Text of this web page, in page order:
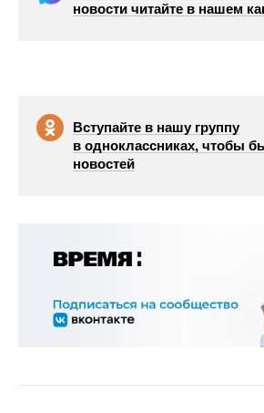
новости читайте в нашем
Вступайте в нашу группу
в одноклассниках, чтобы
новостей